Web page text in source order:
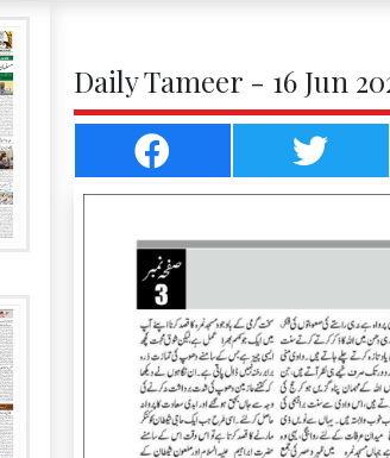
Daily Tameer - 16 Jun